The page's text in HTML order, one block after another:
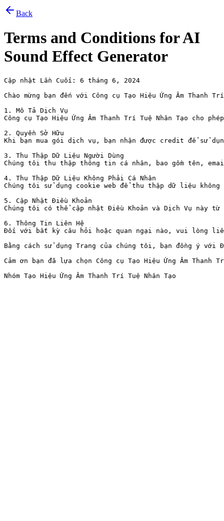
Back
Terms and Conditions forAI
Sound Effect Generator
Cập nhật Lần Cuối: 6 tháng 6, 2024
Chào mừng bạn đến với Công cụ Tạo Hiệu Ứng Âm
1. Mô Tả Dịch Vụ
Công cụ Tạo Hiệu Ứng Âm Thanh Trí Tuệ Nhân Tạo
2. Quyền Sở Hữu
Khi bạn mua gói dịch vụ, bạn nhận được credit để sử
3. Thu Thập Dữ Liệu Người Dùng
Chúng tôi thu thập thông tin cá nhân, bao gồm tên,
4. Thu Thập Dữ Liệu Không Phải Cá Nhân
Chúng tôi sử dụng cookie web để thu thập dữ liệu
5. Cập Nhật Điều Khoản
Chúng tôi có thể cập nhật Điều Khoản và Dịch Vụ này
6. Thông Tin Liên Hệ
Đối với bất kỳ câu hỏi hoặc quan ngại nào, vui lòng
Bằng cách sử dụng Trang của chúng tôi, bạn đồng ý với
Cảm ơn bạn đã lựa chọn Công cụ Tạo Hiệu Ứng Âm Thanh
Nhóm Tạo Hiệu Ứng Âm Thanh Trí Tuệ Nhân Tạo